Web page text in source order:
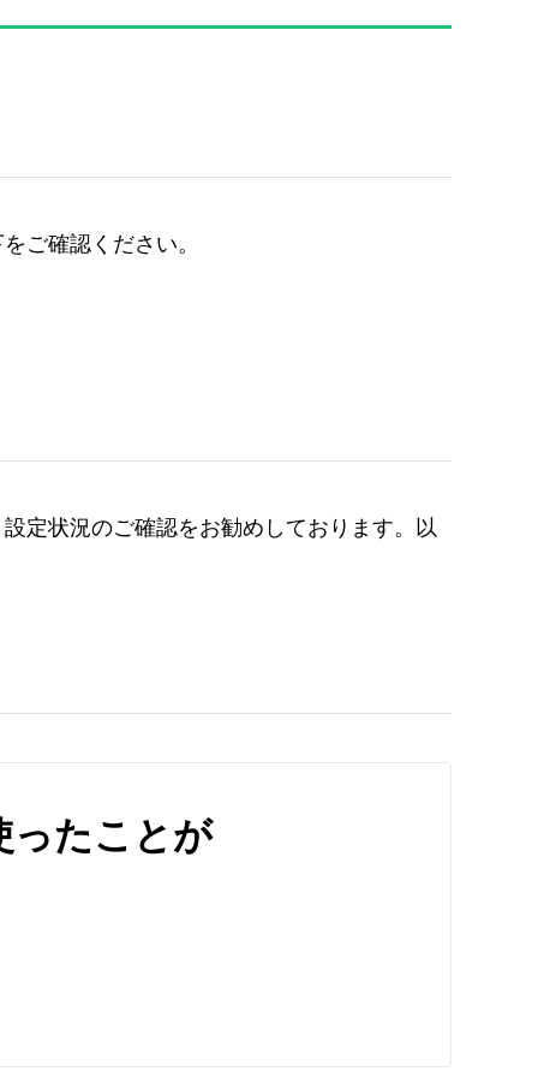
ご確認ください。
定状況のご確認をお勧めしております。以
ったことが